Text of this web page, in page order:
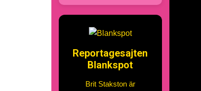
Reportagesajten
Blankspot
Brit Stakston är